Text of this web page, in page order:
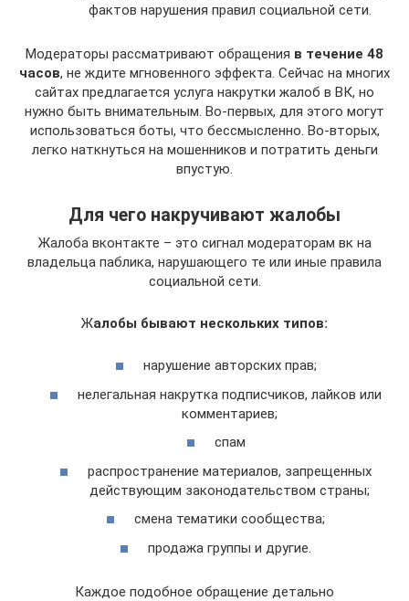
фактов нарушения правил социальной сети.
Модераторы рассматривают обращения в течение 48
часов, не ждите мгновенного эффекта. Сейчас на многих
сайтах предлагается услуга накрутки жалоб в ВК, но
нужно быть внимательным. Во-первых, для этого могут
использоваться боты, что бессмысленно. Во-вторых,
легко наткнуться на мошенников и потратить деньги
впустую.
Для чего накручивают жалобы
Жалоба вконтакте – это сигнал модераторам вк на
владельца паблика, нарушающего те или иные правила
социальной сети.
Жалобы бывают нескольких типов:
нарушение авторских прав;
нелегальная накрутка подписчиков, лайков или
комментариев;
спам
распространение материалов, запрещенных
действующим законодательством страны;
смена тематики сообщества;
продажа группы и другие.
Каждое подобное обращение детально